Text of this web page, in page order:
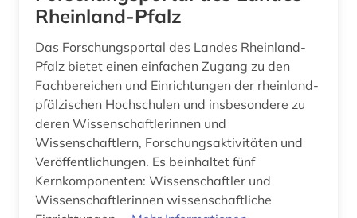
publikationen (1)
pädagogik (2)
quelle (1)
qumrantexte (1)
recherche (1)
Rheinland-Pfalz
Das Forschungsportal des Landes Rheinland-
Pfalz bietet einen einfachen Zugang zu den
Fachbereichen und Einrichtungen der rheinland-
pfälzischen Hochschulen und insbesondere zu
deren Wissenschaftlerinnen und
Wissenschaftlern, Forschungsaktivitäten und
Veröffentlichungen. Es beinhaltet fünf
Kernkomponenten: Wissenschaftler und
Wissenschaftlerinnen wissenschaftliche